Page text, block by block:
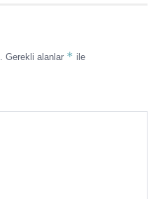
Gerekli alanlar * ile